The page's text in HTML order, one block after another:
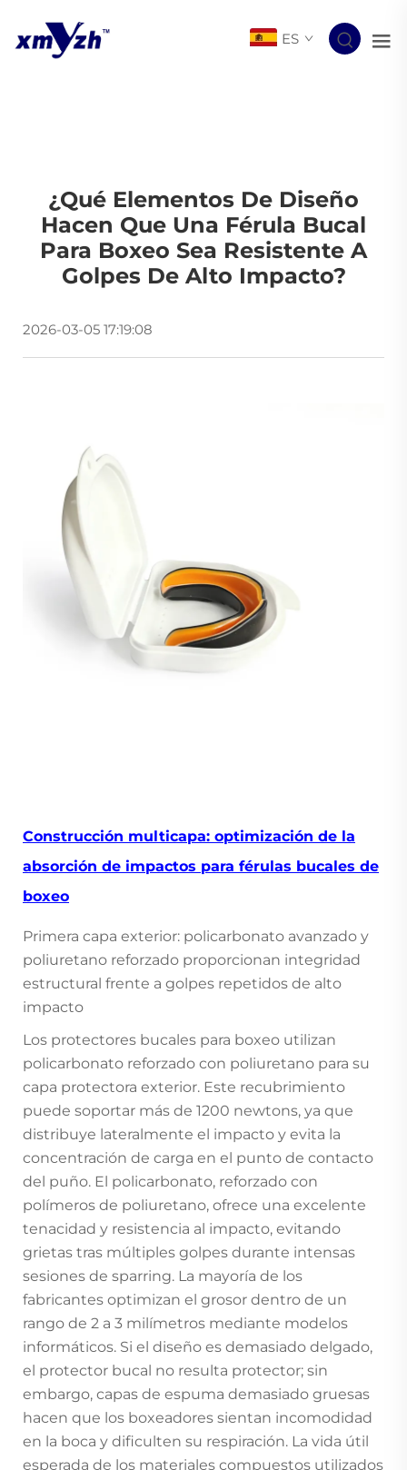
ES
¿Qué Elementos De Diseño
Hacen Que Una Férula Bucal
Para Boxeo Sea Resistente A
Golpes De Alto Impacto?
2026-03-05 17:19:08
Construcción multicapa: optimización de la
absorción de impactos para férulas bucales de
boxeo
Primera capa exterior: policarbonato avanzado y
poliuretano reforzado proporcionan integridad
estructural frente a golpes repetidos de alto
impacto
Los protectores bucales para boxeo utilizan
policarbonato reforzado con poliuretano para su
capa protectora exterior. Este recubrimiento
puede soportar más de 1200 newtons, ya que
distribuye lateralmente el impacto y evita la
concentración de carga en el punto de contacto
del puño. El policarbonato, reforzado con
polímeros de poliuretano, ofrece una excelente
tenacidad y resistencia al impacto, evitando
grietas tras múltiples golpes durante intensas
sesiones de sparring. La mayoría de los
fabricantes optimizan el grosor dentro de un
rango de 2 a 3 milímetros mediante modelos
informáticos. Si el diseño es demasiado delgado,
el protector bucal no resulta protector; sin
embargo, capas de espuma demasiado gruesas
hacen que los boxeadores sientan incomodidad
en la boca y dificulten su respiración. La vida útil
esperada de los materiales compuestos utilizados